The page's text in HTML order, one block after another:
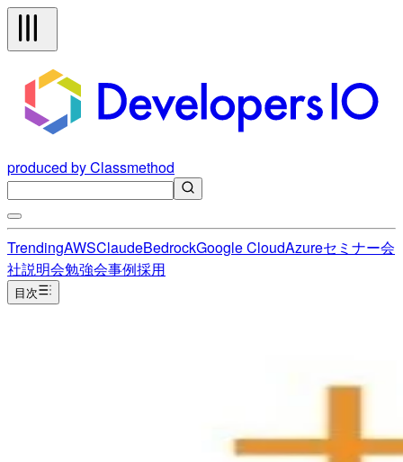
produced by Classmethod
TrendingAWSClaudeBedrockGoogle CloudAzureセミナー会
社説明会勉強会事例採用
目次